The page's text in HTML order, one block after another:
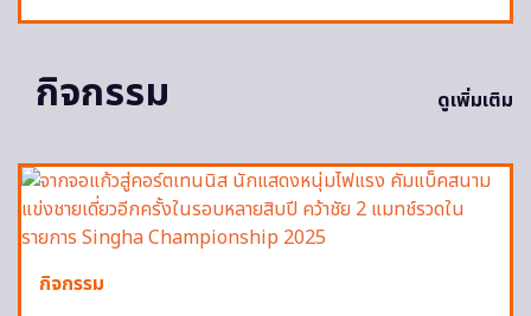
กิจกรรม ดูเพิ่มเติม
กิจกรรม